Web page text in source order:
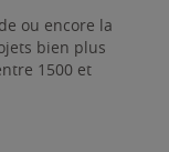
ou encore la
bien plus
1500 et